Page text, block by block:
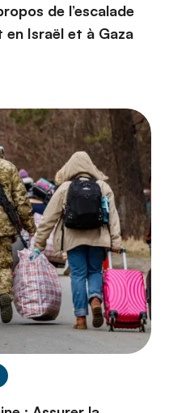
de l’escalade
Israël et à Gaza